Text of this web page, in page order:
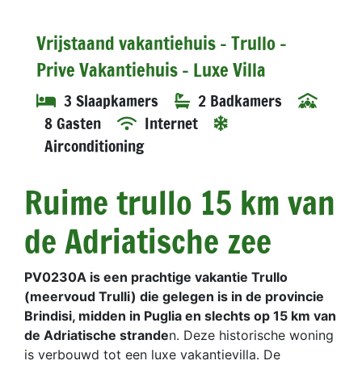
Vrijstaand vakantiehuis - Trullo -
Prive Vakantiehuis - Luxe Villa
3 Slaapkamers
2 Badkamers
8 Gasten
Internet
Airconditioning
Ruime trullo 15 km van
de Adriatische zee
PV0230A is een prachtige vakantie Trullo
(meervoud Trulli) die gelegen is in de provincie
Brindisi, midden in Puglia en slechts op 15 km van
de Adriatische stranden. Deze historische woning
is verbouwd tot een luxe vakantievilla. De